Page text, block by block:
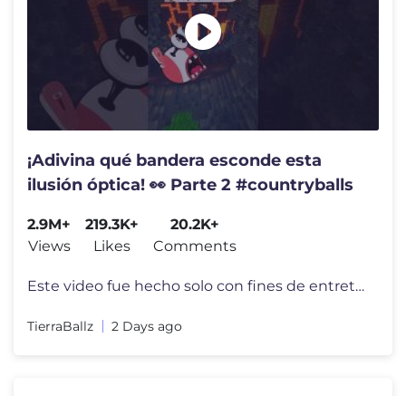
¡Adivina qué bandera esconde esta
ilusión óptica! 👀 Parte 2 #countryballs
2.9M+
Views
219.3K+
Likes
20.2K+
Comments
Este video fue hecho solo con fines de entretenimiento. Créditos: *
TierraBallz 2 Days ago